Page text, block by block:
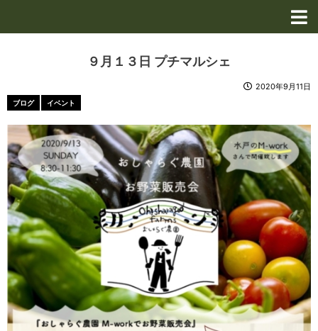
９月１３日 プチマルシェ
2020年9月11日
ブログ イベント